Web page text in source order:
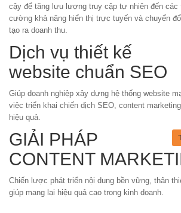
cậy để tăng lưu lượng truy cập tự nhiên đến các
cường khả năng hiển thị trực tuyến và chuyển
tạo ra doanh thu.
Dịch vụ thiết kế
website chuẩn SEO
Giúp doanh nghiệp xây dựng hệ thống website
việc triển khai chiến dịch SEO, content
hiệu quả.
GIẢI PHÁP
CONTENT
Chiến lược phát triển nội dung bền vững, thân
giúp mang lại hiệu quả cao trong kinh doanh.